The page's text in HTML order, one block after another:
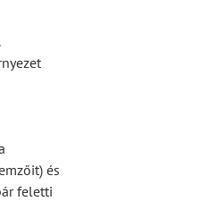
és
feletti